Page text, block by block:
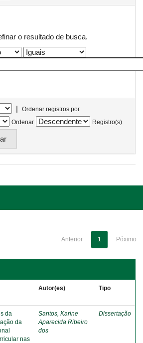
o resultado de busca.
|
Ordenar registros por
Ordenar
Registro(s)
Anterior 1 Póximo
Autor(es) Tipo
da
da
nas
Santos, Karine
Aparecida Ribeiro
dos
Dissertação